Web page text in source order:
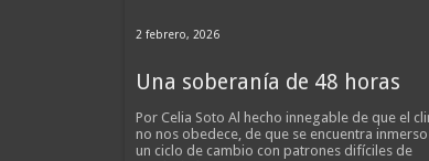
2 febrero, 2026
Una soberanía de 48 horas
Por Celia Soto Al hecho innegable de que el
no nos obedece, de que se encuentra inmerso
un ciclo de cambio con patrones difíciles de